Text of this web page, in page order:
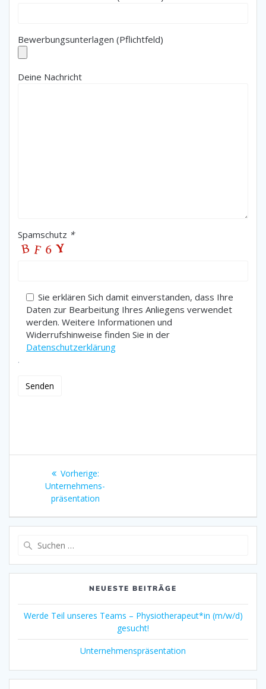
Bewerbungsunterlagen (Pflichtfeld)
Deine Nachricht
Spamschutz *
Sie erklären Sich damit einverstanden, dass Ihre
Daten zur Bearbeitung Ihres Anliegens verwendet
werden. Weitere Informationen und
Widerrufshinweise finden Sie in der
Datenschutzerklärung
.
Beitragsnavigation
Vorherige:Vorheriger
Beitrag:
Unternehmens­
präsentation
NEUESTE BEITRÄGE
Werde Teil unseres Teams – Physiotherapeut*in (m/w/d)
gesucht!
Unternehmens­präsentation